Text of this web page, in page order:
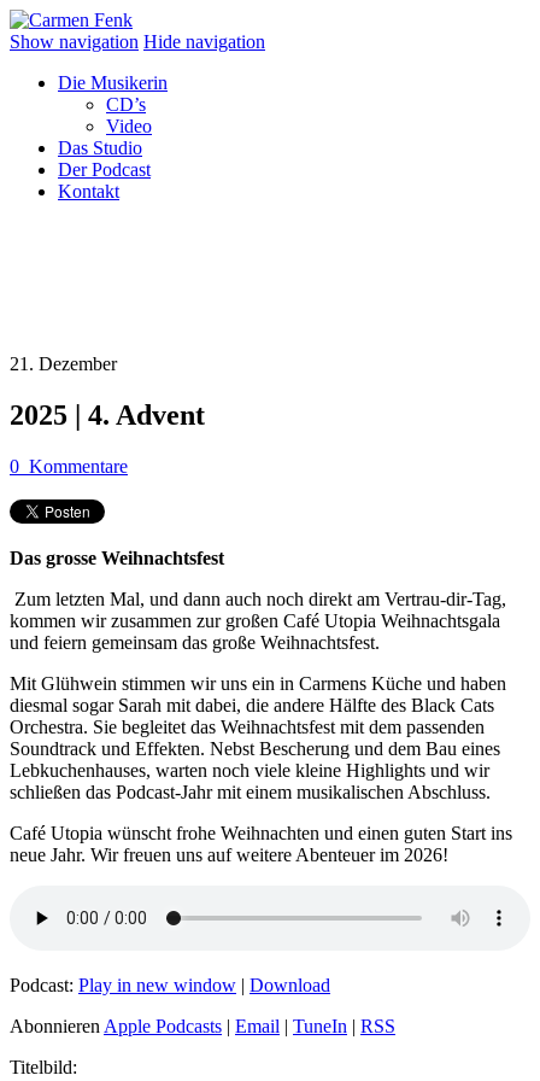
Show navigation Hide navigation
Die Musikerin
CD’s
Video
Das Studio
Der Podcast
Kontakt
21. Dezember
2025 | 4. Advent
0 Kommentare
Das grosse Weihnachtsfest
Zum letzten Mal, und dann auch noch direkt am Vertrau-dir-Tag,
kommen wir zusammen zur großen Café Utopia Weihnachtsgala
und feiern gemeinsam das große Weihnachtsfest.
Mit Glühwein stimmen wir uns ein in Carmens Küche und haben
diesmal sogar Sarah mit dabei, die andere Hälfte des Black Cats
Orchestra. Sie begleitet das Weihnachtsfest mit dem passenden
Soundtrack und Effekten. Nebst Bescherung und dem Bau eines
Lebkuchenhauses, warten noch viele kleine Highlights und wir
schließen das Podcast-Jahr mit einem musikalischen Abschluss.
Café Utopia wünscht frohe Weihnachten und einen guten Start ins
neue Jahr. Wir freuen uns auf weitere Abenteuer im 2026!
Podcast: Play in new window | Download
Abonnieren Apple Podcasts | Email | TuneIn | RSS
Titelbild: